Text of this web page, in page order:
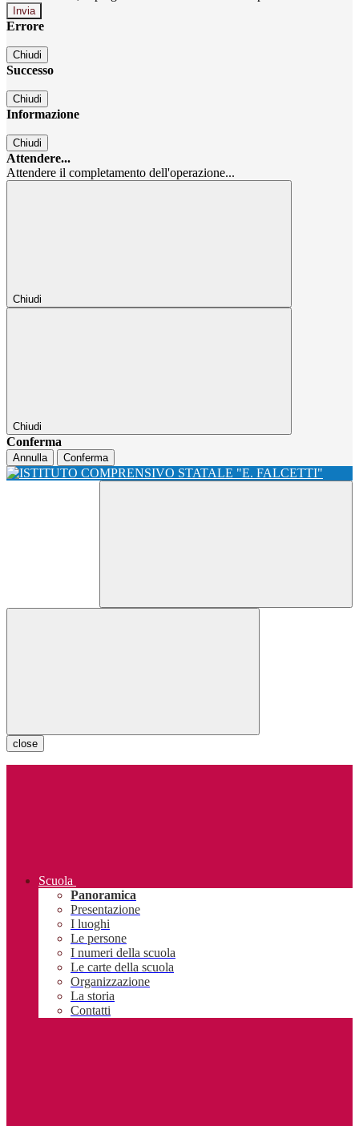
Errore
Chiudi
Successo
Chiudi
Informazione
Chiudi
Attendere...
Attendere il completamento dell'operazione...
Chiudi
Chiudi
Conferma
Annulla Conferma
close
Scuola
Panoramica
Presentazione
I luoghi
Le persone
I numeri della scuola
Le carte della scuola
Organizzazione
La storia
Contatti